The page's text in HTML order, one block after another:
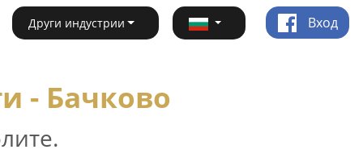
Други индустрии Вход
- Бачково